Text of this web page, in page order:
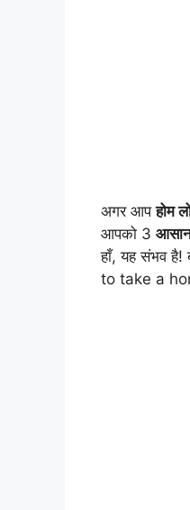
अगर आपहोम
आपको 3
हाँ, यह संभव
to take a